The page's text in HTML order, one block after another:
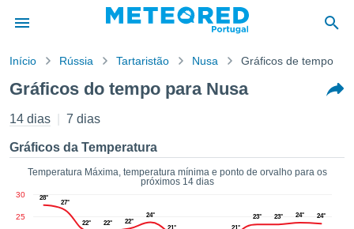
da
foi
por
para
que as
a este
Início Rússia Tartaristão Nusa Gráficos de tempo
Gráficos do tempo para Nusa
14 dias 7 dias
Gráficos da Temperatura
Temperatura Máxima, temperatura mínima e ponto de orvalho para os
próximos 14 dias
25
30 28°
27°
22° 22° 22°
24°
23° 23° 24° 24°